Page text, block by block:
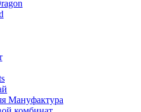
Мануфактура